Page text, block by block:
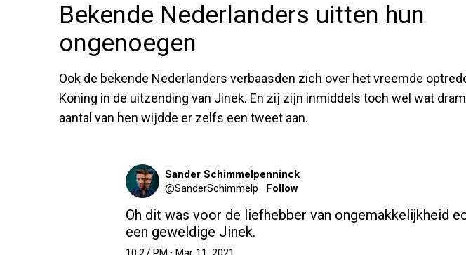
Bekende Nederlanders uitten hun
ongenoegen
Ook de bekende Nederlanders verbaasden zich over het vreemde
Koning in de uitzending van Jinek. En zij zijn inmiddels toch wel wat
aantal van hen wijdde er zelfs een tweet aan.
Sander Schimmelpenninck
@SanderSchimmelp · Follow
Oh dit was voor de liefhebber van ongemakkelijkheid
een geweldige Jinek.